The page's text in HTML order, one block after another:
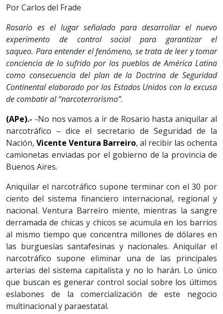
Por Carlos del Frade
Rosario es el lugar señalado para desarrollar el nuevo
experimento de control social para garantizar el
saqueo. Para entender el fenómeno, se trata de leer y tomar
conciencia de lo sufrido por los pueblos de América Latina
como consecuencia del plan de la Doctrina de Seguridad
Continental elaborado por los Estados Unidos con la excusa
de combatir al “narcoterrorismo”.
(APe).- -No nos vamos a ir de Rosario hasta aniquilar al
narcotráfico – dice el secretario de Seguridad de la
Nación, Vicente Ventura Barreiro, al recibir las ochenta
camionetas enviadas por el gobierno de la provincia de
Buenos Aires.
Aniquilar el narcotráfico supone terminar con el 30 por
ciento del sistema financiero internacional, regional y
nacional. Ventura Barreiro miente, mientras la sangre
derramada de chicas y chicos se acumula en los barrios
al mismo tiempo que concentra millones de dólares en
las burguesías santafesinas y nacionales. Aniquilar el
narcotráfico supone eliminar una de las principales
arterias del sistema capitalista y no lo harán. Lo único
que buscan es generar control social sobre los últimos
eslabones de la comercialización de este negocio
multinacional y paraestatal.